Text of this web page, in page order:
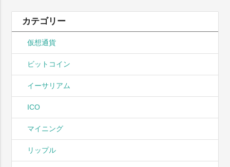
カテゴリー
仮想通貨
ビットコイン
イーサリアム
ICO
マイニング
リップル